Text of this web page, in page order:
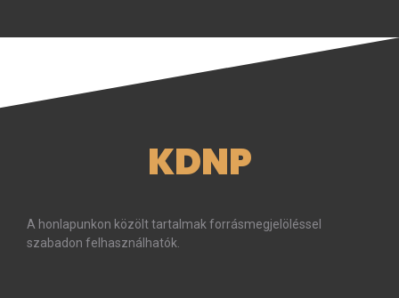
KDNP
A honlapunkon közölt tartalmak forrásmegjelöléssel
szabadon felhasználhatók.